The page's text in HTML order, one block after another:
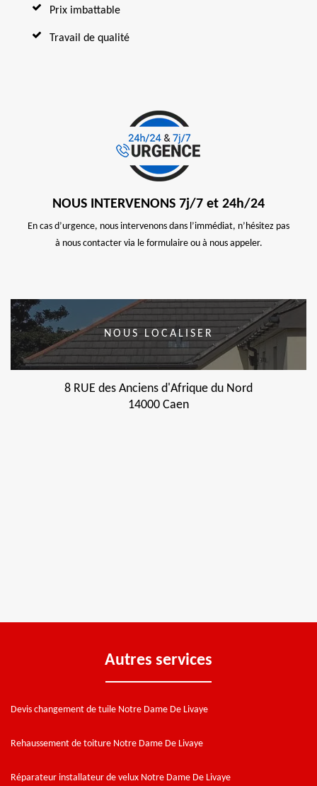
Prix imbattable
Travail de qualité
NOUS INTERVENONS 7j/7 et 24h/24
En cas d’urgence, nous intervenons dans l’immédiat, n’hésitez pas
à nous contacter via le formulaire ou à nous appeler.
NOUS LOCALISER
8 RUE des Anciens d'Afrique du Nord
14000 Caen
Autres services
Devis changement de tuile Notre Dame De Livaye
Rehaussement de toiture Notre Dame De Livaye
Réparateur installateur de velux Notre Dame De Livaye